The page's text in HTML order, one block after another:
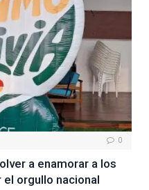
0
a enamorar a los
orgullo nacional